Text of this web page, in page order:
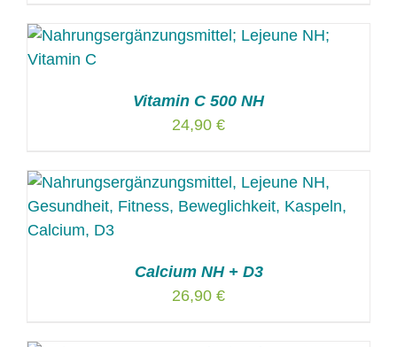
Vitamin C 500 NH
24,90 €
Calcium NH + D3
26,90 €